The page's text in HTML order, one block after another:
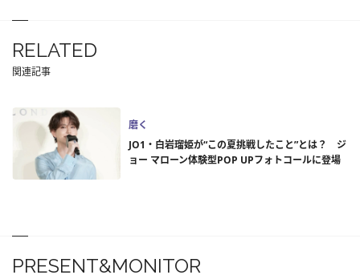
RELATED
関連記事
磨く
JO1・白岩瑠姫が“この夏挑戦したこと”とは？ ジ
ョー マローン体験型POP UPフォトコールに登場
PRESENT&MONITOR